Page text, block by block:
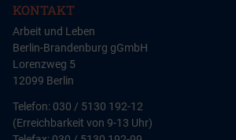
KONTAKT
Arbeit und Leben
Berlin-Brandenburg gGmbH
Lorenzweg 5
12099 Berlin
Telefon: 030 / 5130 192-12
(Erreichbarkeit von 9-13 Uhr)